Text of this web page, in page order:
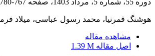
هوشنگ قمرنیا، محمد رسول عباسی، میلاد
مشاهده مقاله
اصل مقاله 1.39 M